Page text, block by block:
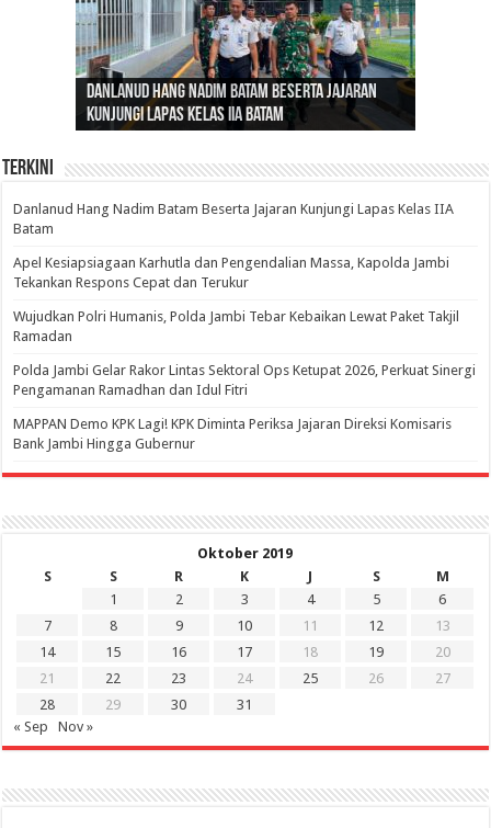
Danlanud Hang Nadim Batam Beserta Jajaran
Kunjungi Lapas Kelas IIA Batam
Silaturahmi dan Reses Komite I DPD RI di Polda
Jambi Bahas Sinergitas Penanganan Narkotika
Gubernur Al Haris: Lomba Cerdas Cermat Sarana
Edukasi Pembentukan Karakter Generasi
Penerus
Gubernur Al Haris Dorong Koperasi Merah Putih
Cepat Beroperasi Agar Bisa Layani Masyarakat
Penuhi Kebutuhannya
Sosok Fenomenal yang Menggetarkan
Nusantara: Ratu Wangsa, Wanita Berkelas
dengan Pengaruh Internasional
Terkini
Danlanud Hang Nadim Batam Beserta Jajaran Kunjungi Lapas Kelas IIA
Batam
Apel Kesiapsiagaan Karhutla dan Pengendalian Massa, Kapolda Jambi
Tekankan Respons Cepat dan Terukur
Wujudkan Polri Humanis, Polda Jambi Tebar Kebaikan Lewat Paket Takjil
Ramadan
Polda Jambi Gelar Rakor Lintas Sektoral Ops Ketupat 2026, Perkuat Sinergi
Pengamanan Ramadhan dan Idul Fitri
‎MAPPAN Demo KPK Lagi! KPK Diminta Periksa Jajaran Direksi Komisaris
Bank Jambi Hingga Gubernur ‎
Oktober 2019
S
S R K J S
M
1
2 3 4 5
6
7
8 9 10 11 12
13
14
15 16 17 18 19
20
21
22 23 24 25 26
27
28
29 30
31
« Sep
Nov »